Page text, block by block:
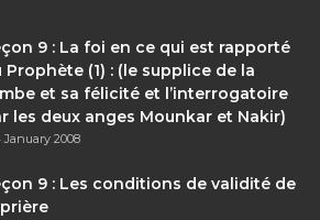
9 : La foi en ce qui est rapporté
Prophète (1) : (le supplice de la
et sa félicité et l’interrogatoire
les deux anges Mounkar et Nakir)
January 2008
9 : Les conditions de validité de
prière